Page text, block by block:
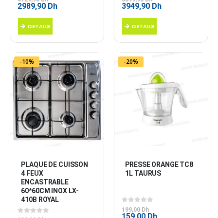
Le
était :
4729,90 Dh.
2989,90 DhLe
DETAILS
Le
était :
5899,90 Dh.
3949,90 DhLe
DETAILS
-10%
PLAQUE DE CUISSON
4 FEUX
ENCASTRABLE
60*60CM INOX LX-
410B ROYAL
-20%
PRESSE ORANGE TC8
1L TAURUS
0 sur 5
199,00Dh
Le
159,00 DhLe